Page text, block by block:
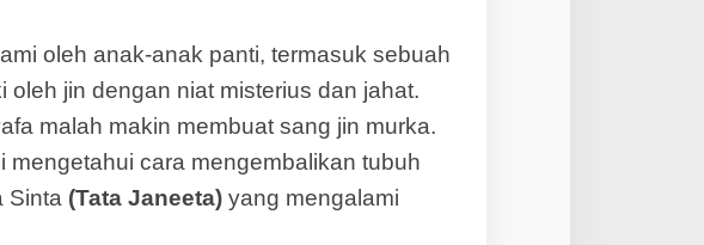
oleh anak-anak panti, termasuk sebuah
jin dengan niat misterius dan jahat.
malah makin membuat sang jin murka.
cara mengembalikan tubuh
Sinta (Tata Janeeta) yang mengalami